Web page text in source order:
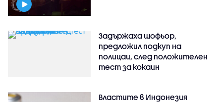
Задържаха шофьор,
предложил подкуп на
полицаи, след положителен
тест за кокаин
Властите в Индонезия